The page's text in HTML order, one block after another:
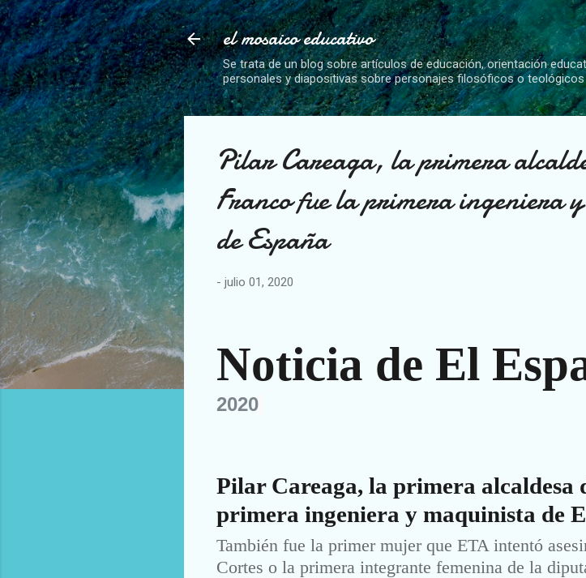
Ir al contenido
el mosaico educativo
Se trata de un blog sobre artículos de educación, orientación
personales y diapositivas sobre personajes filosóficos o
Pilar Careaga, la primera
Franco fue la primera ingeniera
de España
- julio 01, 2020
Noticia de El
2020
Pilar Careaga, la primera alcaldesa
primera ingeniera y maquinista de
También fue la primer mujer que ETA intentó
Cortes o la primera integrante femenina de la